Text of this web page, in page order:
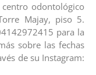
odontológico
Majay, piso 5.
para la
sobre las fechas
de su Instagram: